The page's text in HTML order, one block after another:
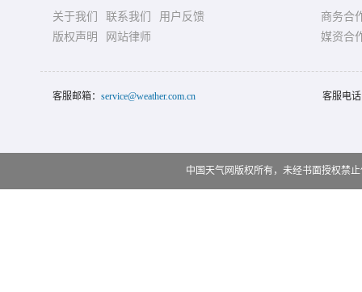
关于我们 联系我们
用户反馈
版权声明
网站律师
商务合
媒资合
客服邮箱： service@weather.com.cn 客服电
中国天气网版权所有，未经书面授权